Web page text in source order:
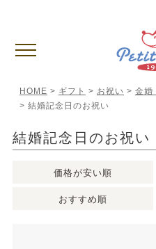
HOME ギフト お祝い
金婚
結婚記念日のお祝い
結婚記念日のお祝い
価格が安い順
おすすめ順